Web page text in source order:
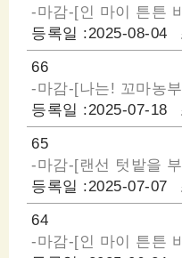
-마감-[인 마이 튼튼
등록일 :2025-08-04
66
-마감-[나는! 꼬마농
등록일 :2025-07-18
65
-마감-[랜선 텃밭을
등록일 :2025-07-07
64
-마감-[인 마이 튼튼